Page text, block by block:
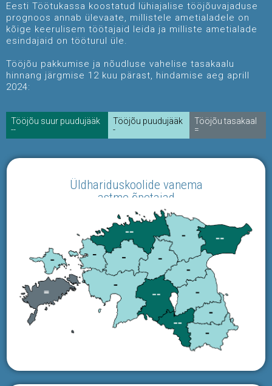
Eesti Töötukassa koostatud lühiajalise tööjõuvajaduse
prognoos annab ülevaate, millistele ametialadele on
kõige keerulisem töötajaid leida ja milliste ametialade
esindajaid on tööturul üle.
Tööjõu pakkumise ja nõudluse vahelise tasakaalu
hinnang järgmise 12 kuu pärast, hindamise aeg aprill
2024:
Tööjõu suur puudujääk
--
Tööjõu puudujääk
-
Tööjõu tasakaal
=
Üldhariduskoolide vanema
astme õpetajad